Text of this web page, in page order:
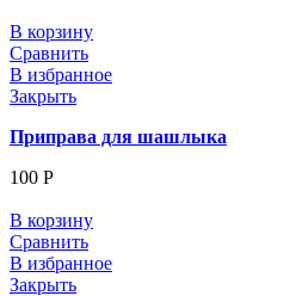
В корзину
Сравнить
В избранное
Закрыть
Приправа для шашлыка
100 Р
В корзину
Сравнить
В избранное
Закрыть